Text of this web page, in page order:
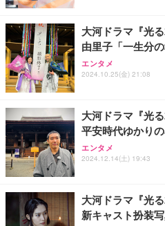
D256GB)
VETESAノートパソ
晶/1920×1080FHD
トPC 16GB メモリ
習用 ピンク
【MiniLED/
HOOTER Gaming
グモニター QD 24.5
大河ドラマ『光
由里子「一生分
エンタメ
2024.10.25(金) 21:08
大河ドラマ『光
平安時代ゆかり
エンタメ
2024.12.14(土) 19:43
大河ドラマ『光
新キャスト扮装